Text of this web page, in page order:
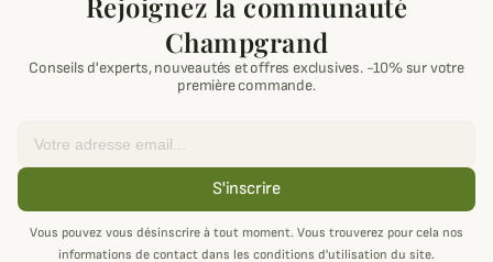
Champgrand
Conseils d'experts, nouveautés et offres exclusives. -10% sur votre
première commande.
S'inscrire
Vous pouvez vous désinscrire à tout moment. Vous trouverez pour cela nos
informations de contact dans les conditions d'utilisation du site.